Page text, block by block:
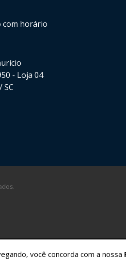
com horário
- Loja 04
SC
você concorda com a nossa